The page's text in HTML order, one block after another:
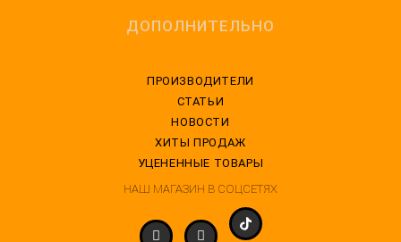
ДОПОЛНИТЕЛЬНО
ПРОИЗВОДИТЕЛИ
СТАТЬИ
НОВОСТИ
ХИТЫ ПРОДАЖ
УЦЕНЕННЫЕ ТОВАРЫ
НАШ МАГАЗИН В СОЦСЕТЯХ